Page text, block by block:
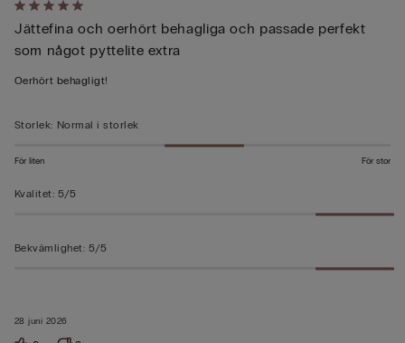
Värderad
5
av
5
28 juni 2026
Jättefina och oerhört behagliga och passade perfekt
som något pyttelite extra
Oerhört behagligt!
Storlek: Normal i storlek
För liten För stor
Kvalitet: 5/5
Bekvämlighet: 5/5